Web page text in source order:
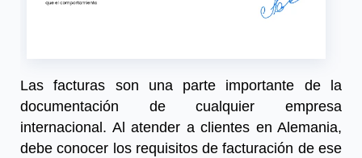
Las facturas son una parte importante de la
documentación de cualquier empresa
internacional. Al atender a clientes en Alemania,
debe conocer los requisitos de facturación de ese